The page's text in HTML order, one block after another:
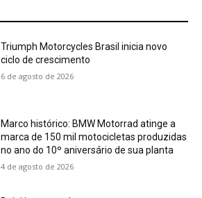
Triumph Motorcycles Brasil inicia novo
ciclo de crescimento
6 de agosto de 2026
Marco histórico: BMW Motorrad atinge a
marca de 150 mil motocicletas produzidas
no ano do 10º aniversário de sua planta
4 de agosto de 2026